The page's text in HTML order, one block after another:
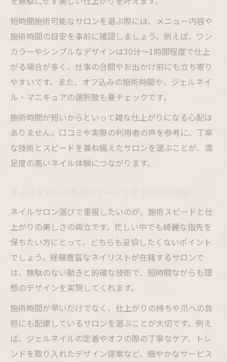
短時間施術可能なサロンを選ぶ際には、メニュー内容や
施術時間の目安を事前に確認しましょう。例えば、ワン
カラーやシンプルなデザインは30分～1時間程度で仕上
がる場合が多く、仕事の合間やお出かけ前にも立ち寄り
やすいです。また、オフ込みの施術時間や、ジェルネイ
ル・マニキュアの選択肢も要チェックです。
施術時間が短いからといって雑な仕上がりになる心配は
ありません。口コミや実際の利用者の声を参考に、丁寧
な技術とスピードを兼ね備えたサロンを選ぶことが、満
足度の高いネイル体験につながります。
ネイルサロンの施術スピードと仕上がりの両立
ネイルサロン選びで重視したいのが、施術スピードと仕
上がりの美しさの両立です。忙しい中でも綺麗な指先を
保ちたい方にとって、どちらも妥協したくないポイント
でしょう。経験豊富なネイリストが在籍するサロンで
は、無駄のない動きと的確な技術で、短時間ながらも理
想のデザインを実現してくれます。
施術時間が早いだけでなく、仕上がりの持ちや爪への負
担にも配慮しているサロンを選ぶことが大切です。例え
ば、ジェルネイルの定着やオフの際の丁寧なケア、トレ
ンドを取り入れたデザイン提案など、細やかなサービス